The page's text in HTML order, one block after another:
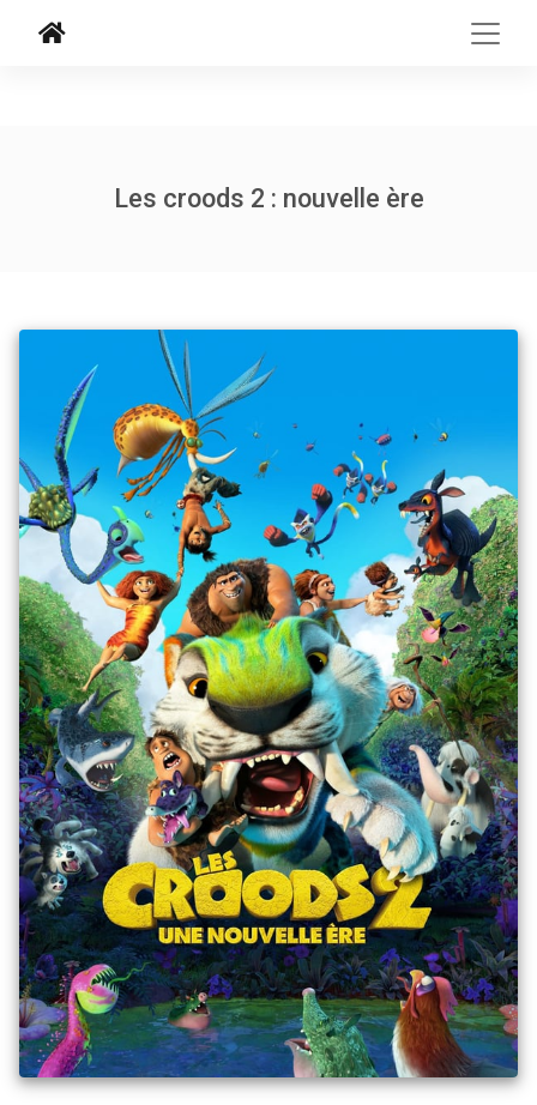
Les croods 2 : nouvelle ère